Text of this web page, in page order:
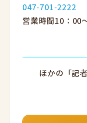
047-701-2222
営業時間10：00
ほかの「記